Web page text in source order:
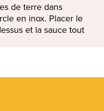
de terre dans
en inox. Placer le
et la sauce tout